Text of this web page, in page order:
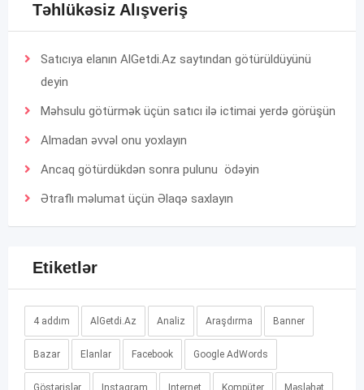
Təhlükəsiz Alışveriş
Satıcıya elanın AlGetdi.Az saytından götürüldüyünü
deyin
Məhsulu götürmək üçün satıcı ilə ictimai yerdə görüşün
Almadan əvvəl onu yoxlayın
Ancaq götürdükdən sonra pulunu ödəyin
Ətraflı məlumat üçün Əlaqə saxlayın
Etiketlər
4 addım AlGetdi.Az Analiz Araşdırma Banner
Bazar Elanlar Facebook Google AdWords
Göstərişlər Instagram Internet Kompüter Məsləhət